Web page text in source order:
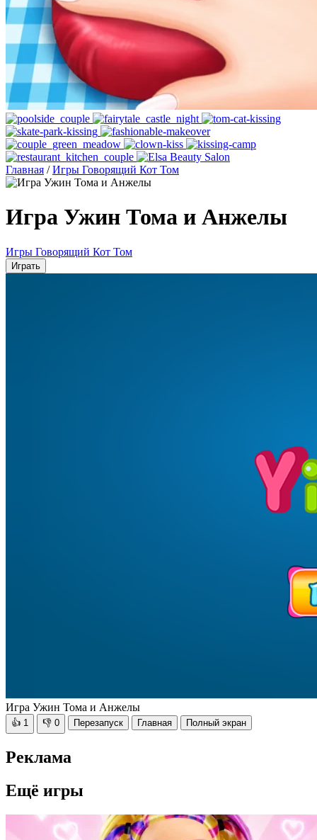
Главная / Игры Говорящий Кот Том
Игра Ужин Тома и Анжелы
Игры Говорящий Кот Том
Играть
Игра Ужин Тома и Анжелы
👍 1 👎 0 Перезапуск Главная Полный экран
Реклама
Ещё игры